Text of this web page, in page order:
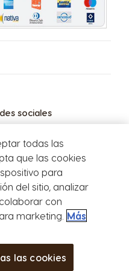
aquí
sociales
AL CARRITO
todas las
que las cookies
para
del sitio, analizar
con
marketing. Más
las cookies